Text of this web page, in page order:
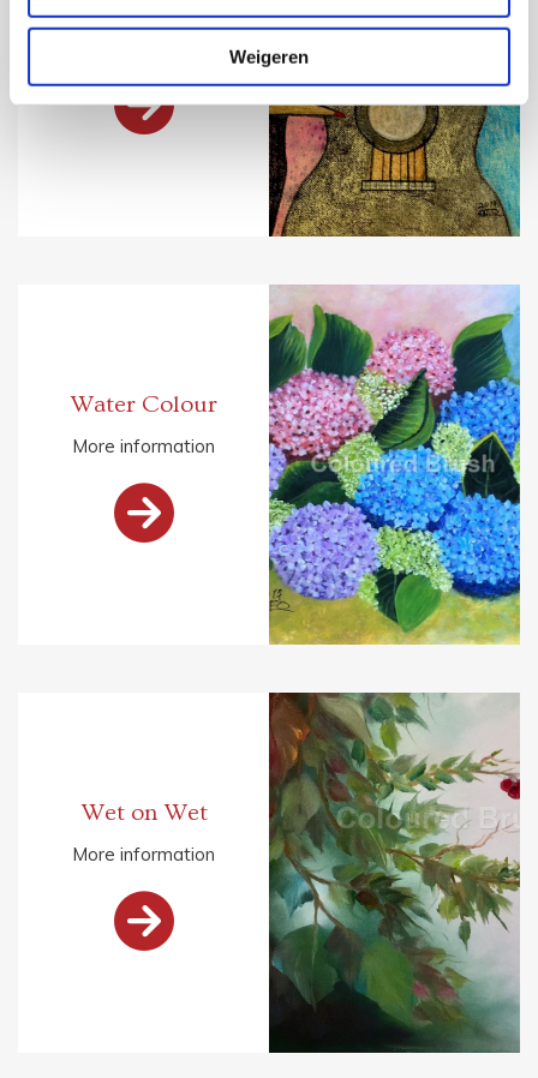
Weigeren
More information

Water Colour
More information

Wet on Wet
More information
